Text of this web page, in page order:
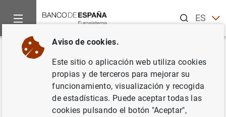
ESEN
Inicio Publicaciones
Volver
Julio-agosto 2013
Aviso de cookies.
Este sitio o aplicación web utiliza cookies
propias y de terceros para mejorar su
funcionamiento, visualización y recogida
de estadísticas. Puede aceptar todas las
cookies pulsando el botón "Aceptar",